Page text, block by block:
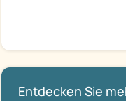
Entdecken Sie